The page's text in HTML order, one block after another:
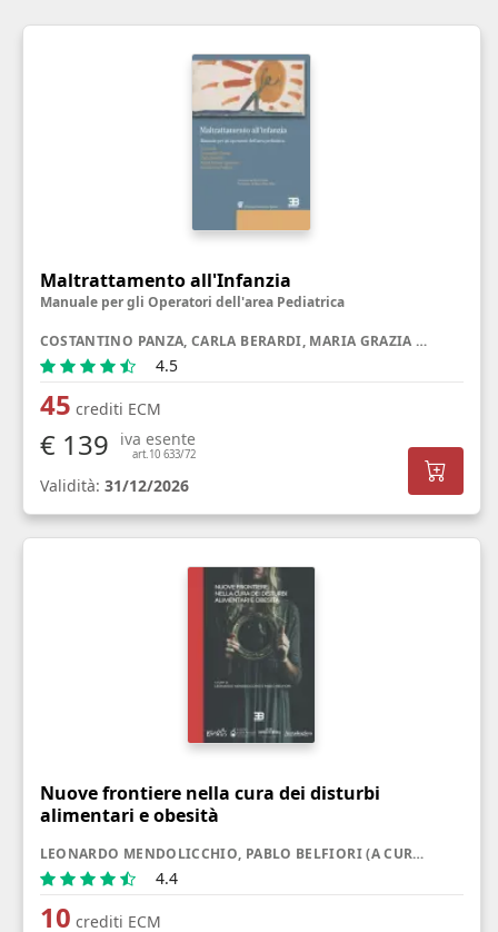
Maltrattamento all'Infanzia
Manuale per gli Operatori dell'area Pediatrica
COSTANTINO PANZA, CARLA BERARDI, MARIA GRAZIA APOLLONIO, ALESSANDRA PAGLINO
4.5
45 crediti ECM
€ 139 iva esente
art.10 633/72
Validità: 31/12/2026
Nuove frontiere nella cura dei disturbi
alimentari e obesità
LEONARDO MENDOLICCHIO, PABLO BELFIORI (A CURA DI)
4.4
10 crediti ECM